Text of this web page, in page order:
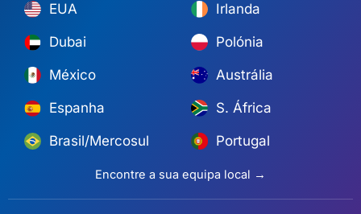
EUA
Dubai
México
Espanha
Brasil/Mercosul
Irlanda
Polónia
Austrália
S. África
Portugal
Encontre a sua equipa local →